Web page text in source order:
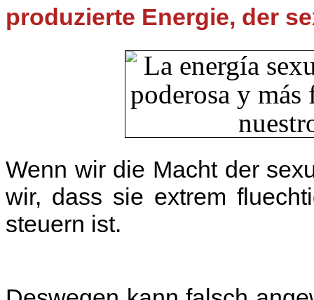
Monday UggsUggs Cyber Monday dealsCyber Monday UGG boot
produzierte Energie, der
Wenn wir die Macht der
wir, dass sie extrem
steuern ist.